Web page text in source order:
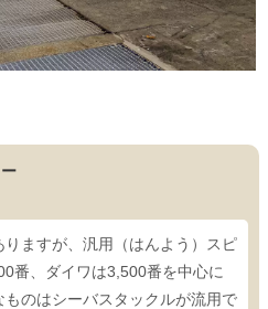
ますが、汎用（はんよう）スピ
番、ダイワは3,500番を中心に
のはシーバスタックルが流用で